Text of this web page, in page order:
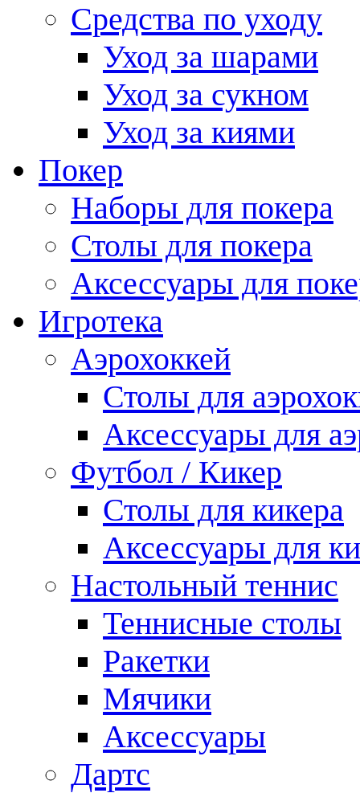
Средства по уходу
Уход за шарами
Уход за сукном
Уход за киями
Покер
Наборы для покера
Столы для покера
Аксессуары для
Игротека
Аэрохоккей
Столы для
Аксессуары для
Футбол / Кикер
Столы для кикера
Аксессуары для
Настольный теннис
Теннисные столы
Ракетки
Мячики
Аксессуары
Дартс